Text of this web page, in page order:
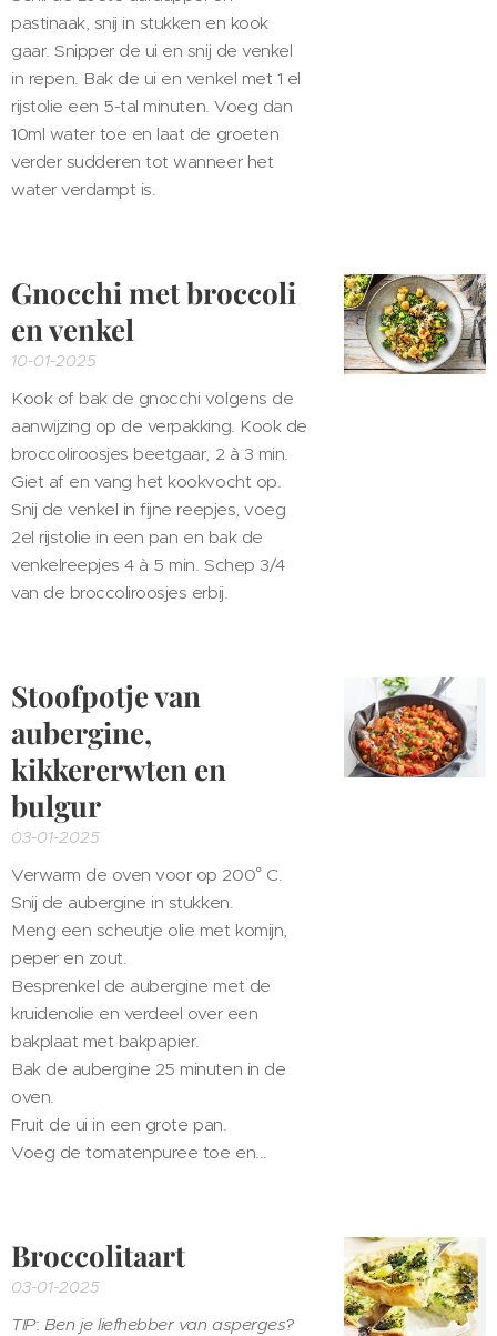
pastinaak, snij in stukken en kook
gaar. Snipper de ui en snij de venkel
in repen. Bak de ui en venkel met 1 el
rijstolie een 5-tal minuten. Voeg dan
10ml water toe en laat de groeten
verder sudderen tot wanneer het
water verdampt is.
Gnocchi met broccoli
en venkel
10-01-2025
Kook of bak de gnocchi volgens de
aanwijzing op de verpakking. Kook de
broccoliroosjes beetgaar, 2 à 3 min.
Giet af en vang het kookvocht op.
Snij de venkel in fijne reepjes, voeg
2el rijstolie in een pan en bak de
venkelreepjes 4 à 5 min. Schep 3/4
van de broccoliroosjes erbij.
Stoofpotje van
aubergine,
kikkererwten en
bulgur
03-01-2025
Verwarm de oven voor op 200° C.
Snij de aubergine in stukken.
Meng een scheutje olie met komijn,
peper en zout.
Besprenkel de aubergine met de
kruidenolie en verdeel over een
bakplaat met bakpapier.
Bak de aubergine 25 minuten in de
oven.
Fruit de ui in een grote pan.
Voeg de tomatenpuree toe en...
Broccolitaart
03-01-2025
TIP: Ben je liefhebber van asperges?